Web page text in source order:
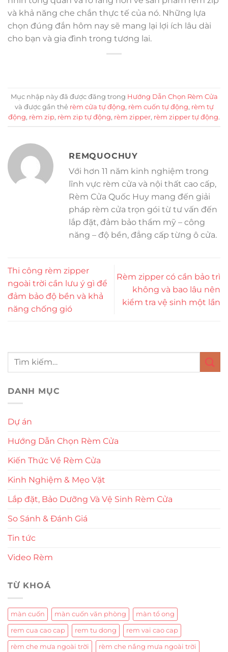
và khả năng che chắn thực tế của nó. Những lựa
chọn đúng đắn hôm nay sẽ mang lại lợi ích lâu dài
cho bạn và gia đình trong tương lai.
Mục nhập này đã được đăng trong Hướng Dẫn Chọn Rèm Cửa
và được gắn thẻ rèm cửa tự động, rèm cuốn tự động, rèm tự
động, rèm zip, rèm zip tự động, rèm zipper, rèm zipper tự động.
REMQUOCHUY
Với hơn 11 năm kinh nghiệm trong
lĩnh vực rèm cửa và nội thất cao cấp,
Rèm Cửa Quốc Huy mang đến giải
pháp rèm cửa trọn gói từ tư vấn đến
lắp đặt, đảm bảo thẩm mỹ – công
năng – độ bền, đẳng cấp từng ô cửa.
Thi công rèm zipper
ngoài trời cần lưu ý gì để
đảm bảo độ bền và khả
năng chống gió
Rèm zipper có cần bảo trì
không và bao lâu nên
kiểm tra vệ sinh một lần
DANH MỤC
Dự án
Hướng Dẫn Chọn Rèm Cửa
Kiến Thức Về Rèm Cửa
Kinh Nghiệm & Mẹo Vặt
Lắp đặt, Bảo Dưỡng Và Vệ Sinh Rèm Cửa
So Sánh & Đánh Giá
Tin tức
Video Rèm
TỪ KHOÁ
màn cuốn màn cuốn văn phòng màn tổ ong
rem cua cao cap rem tu dong rem vai cao cap
rèm che mưa ngoài trời rèm che nắng mưa ngoài trời